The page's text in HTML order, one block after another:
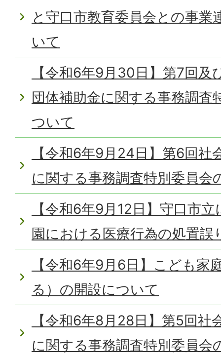
と守口市教育委員会との事業
いて
【令和6年9月30日】第7回及
団体補助金に関する事務調査
ついて
【令和6年9月24日】第6回社
に関する事務調査特別委員会
【令和6年9月12日】守口市
園における医療行為の処置誤
【令和6年9月6日】こども家
る）の開設について
【令和6年8月28日】第5回社
に関する事務調査特別委員会